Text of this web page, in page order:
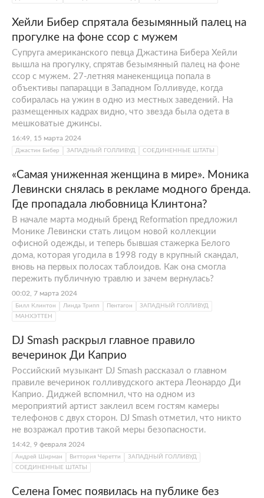
Хейли Бибер спрятала безымянный палец на
прогулке на фоне ссор с мужем
Супруга американского певца Джастина Бибера Хейли
вышла на прогулку, спрятав безымянный палец на фоне
ссор с мужем. 27-летняя манекенщица попала в
объективы папарацци в Западном Голливуде, когда
собиралась на ужин в одно из местных заведений. На
размещенных кадрах видно, что звезда была одета в
мешковатые джинсы.
16:49, 15 марта 2024
Джастин Бибер ЗАПАДНЫЙ ГОЛЛИВУД СОЕДИНЕННЫЕ ШТАТЫ
«Самая униженная женщина в мире». Моника
Левински снялась в рекламе модного бренда.
Где пропадала любовница Клинтона?
В начале марта модный бренд Reformation предложил
Монике Левински стать лицом новой коллекции
офисной одежды, и теперь бывшая стажерка Белого
дома, которая угодила в 1998 году в крупный скандал,
вновь на первых полосах таблоидов. Как она смогла
пережить публичную травлю и зачем вернулась?
00:02, 7 марта 2024
Билл Клинтон Линда Трипп Пентагон
ЗАПАДНЫЙ ГОЛЛИВУД
МАНХЭТТЕН
DJ Smash раскрыл главное правило
вечеринок Ди Каприо
Российский музыкант DJ Smash рассказал о главном
правиле вечеринок голливудского актера Леонардо Ди
Каприо. Диджей вспомнил, что на одном из
мероприятий артист заклеил всем гостям камеры
телефонов с двух сторон. DJ Smash отметил, что никто
не возражал против такой меры безопасности.
14:42, 9 февраля 2024
Андрей Ширман Виттория Черетти
ЗАПАДНЫЙ ГОЛЛИВУД
СОЕДИНЕННЫЕ ШТАТЫ
Селена Гомес появилась на публике без